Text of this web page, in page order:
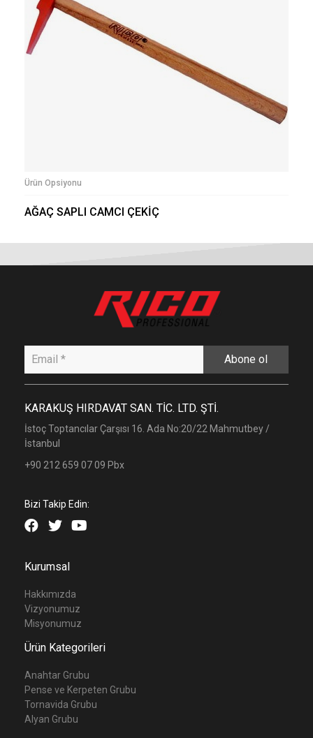
Ürün Opsiyonu
AĞAÇ SAPLI CAMCI ÇEKİÇ
Abone ol
KARAKUŞ HIRDAVAT SAN. TİC. LTD. ŞTİ.
İstoç Toptancılar Çarşısı 16. Ada No:20/22 Mahmutbey /
İstanbul
+90 212 659 07 09 Pbx
Bizi Takip Edin:
Kurumsal
Hakkımızda
Vizyonumuz
Misyonumuz
Ürün Kategorileri
Anahtar Grubu
Pense ve Kerpeten Grubu
Tornavida Grubu
Alyan Grubu